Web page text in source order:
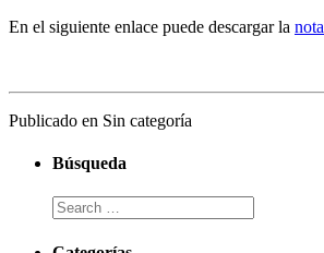
En el siguiente enlace puede descargar la
Publicado en Sin categoría
Búsqueda